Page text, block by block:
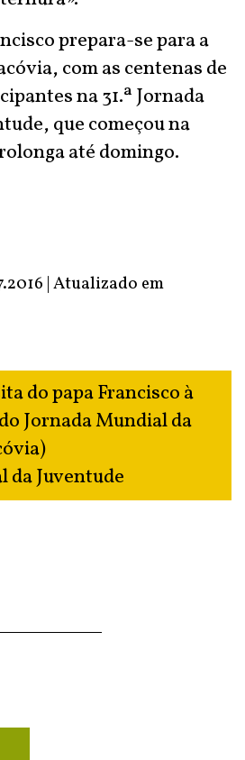
prepara-se para a
com as centenas de
na 31.ª Jornada
que começou na
até domingo.
| Atualizado em
do papa Francisco à
Jornada Mundial da
da Juventude